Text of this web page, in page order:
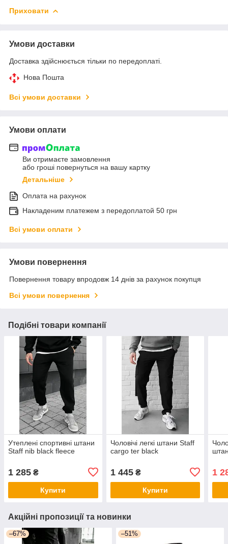
Приховати
Умови доставки
Доставка здійснюється тільки по передоплаті.
Нова Пошта
Всі умови доставки
Умови оплати
Ви отримаєте замовлення
або гроші повернуться на вашу картку
Детальніше
Оплата на рахунок
Накладеним платежем з передоплатой 50 грн
Всі умови оплати
Умови повернення
Повернення товару впродовж 14 днів за рахунок покупця
Всі умови повернення
Подібні товари компанії
Утеплені спортивні штани
Staff nib black fleece
1 285 ₴
Купити
Чоловічі легкі штани Staff
cargo ter black
1 445₴
Купити
1
Акційні пропозиції та новинки
–67% –51%